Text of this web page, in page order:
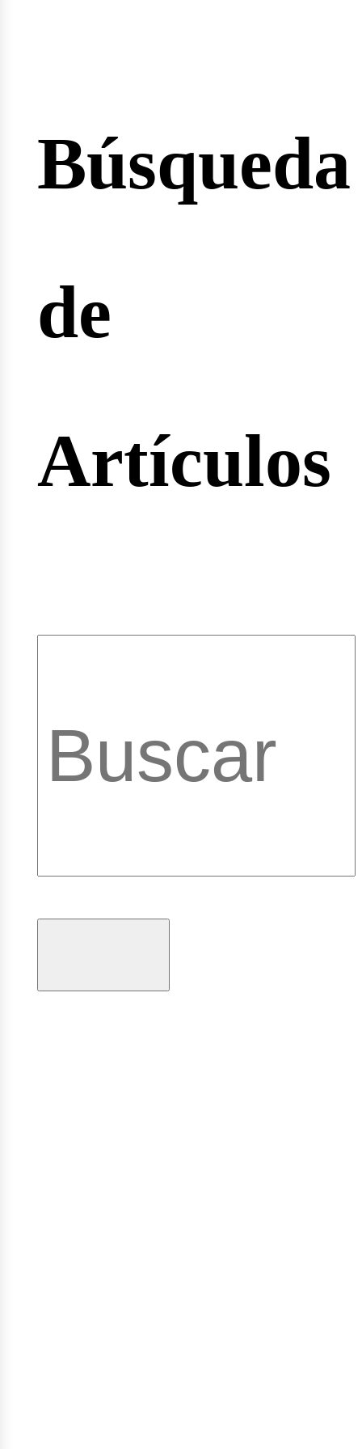
Búsqueda
de
Artículos